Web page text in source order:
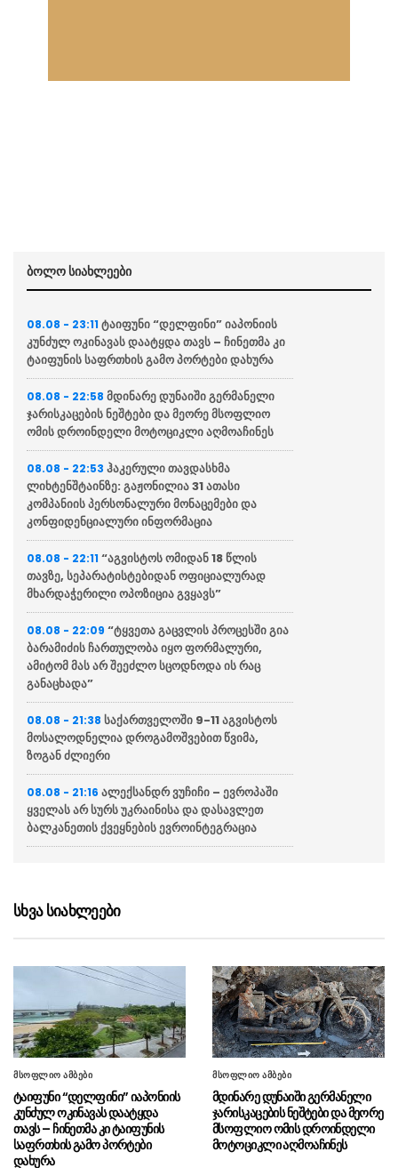
ბოლო სიახლეები
08.08 - 23:11 ტაიფუნი “დელფინი” იაპონიის
კუნძულ ოკინავას დაატყდა თავს – ჩინეთმა კი
ტაიფუნის საფრთხის გამო პორტები დახურა
08.08 - 22:58 მდინარე დუნაიში გერმანელი
ჯარისკაცების ნეშტები და მეორე მსოფლიო
ომის დროინდელი მოტოციკლი აღმოაჩინეს
08.08 - 22:53 ჰაკერული თავდასხმა
ლიხტენშტაინზე: გაჟონილია 31 ათასი
კომპანიის პერსონალური მონაცემები და
კონფიდენციალური ინფორმაცია
08.08 - 22:11 “აგვისტოს ომიდან 18 წლის
თავზე, სეპარატისტებიდან ოფიციალურად
მხარდაჭერილი ოპოზიცია გვყავს”
08.08 - 22:09 “ტყვეთა გაცვლის პროცესში გია
ბარამიძის ჩართულობა იყო ფორმალური,
ამიტომ მას არ შეეძლო სცოდნოდა ის რაც
განაცხადა”
08.08 - 21:38 საქართველოში 9-11 აგვისტოს
მოსალოდნელია დროგამოშვებით წვიმა,
ზოგან ძლიერი
08.08 - 21:16 ალექსანდრ ვუჩიჩი – ევროპაში
ყველას არ სურს უკრაინისა და დასავლეთ
ბალკანეთის ქვეყნების ევროინტეგრაცია
მიაწვდის „პეტრიოტის“ სისტემისთვის
რაკეტებს, თუმცა მათი რაოდენობა
08.08 - 20:12ბულგარეთში აცხადებენ რომ
ქვეყანაში რუმინეთის საჰაერო სივრციდან
დრონი შეფრინდა და აფეთქდა, უპილოტო
საფრენი აპარატის წარმომავლობა
გაურკვეველია
08.08 - 20:07
სასაზღვრო პოლიციის უფროსის
მოადგილემ სანაპირო დაცვის ფოთის ბაზაზე
2008 წლის აგვისტოს ომში დაღუპული
მეზღვაურების ხსოვნას პატივი მიაგო
სხვა სიახლეები
მსოფლიო ამბები
ტაიფუნი “დელფინი” იაპონიის
კუნძულ ოკინავას დაატყდა
თავს – ჩინეთმა კი ტაიფუნის
საფრთხის გამო პორტები
დახურა
მსოფლიო ამბები
მდინარე დუნაიში გერმანელი
ჯარისკაცების ნეშტები და მეორე
მსოფლიო ომის დროინდელი
მოტოციკლი აღმოაჩინეს